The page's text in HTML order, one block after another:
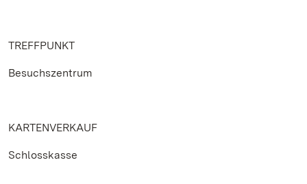
TREFFPUNKT
Besuchszentrum
KARTENVERKAUF
Schlosskasse